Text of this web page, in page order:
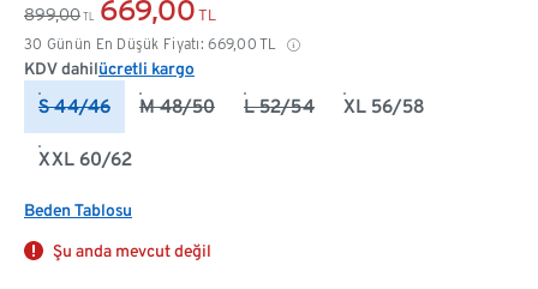
899,00 TL 669,00 TL
30 Günün En Düşük Fiyatı: 669,00 TL
KDV dahilücretli kargo
S 44/46 M 48/50 L 52/54 XL 56/58
XXL 60/62
Beden Tablosu
Şu anda mevcut değil